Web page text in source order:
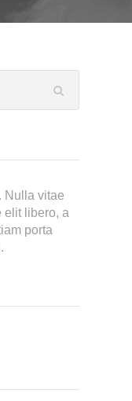
Nulla vitae
elit libero, a
porta